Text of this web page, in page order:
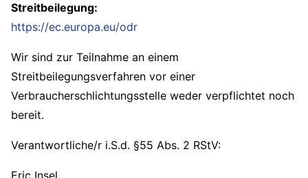
Streitbeilegung:
https://ec.europa.eu/odr
Wir sind zur Teilnahme an einem
Streitbeilegungsverfahren vor einer
Verbraucherschlichtungsstelle weder verpflichtet noch
bereit.
Verantwortliche/r i.S.d. §55 Abs. 2 RStV:
Eric Insel